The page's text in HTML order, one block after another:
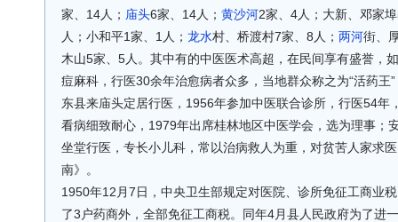
家、14人； 庙头6家、14人； 黄沙河2家、4人；大新、邓家
人；小和平1家、1人； 龙水村、桥渡村7家、8人； 两河街、
木山5家、5人。其中有的中医医术高超，在民间享有盛誉，
痘麻科，行医30余年治愈病者众多，当地群众称之为“活药
东县来庙头定居行医，1956年参加中医联合诊所，行医54年
看病细致耐心，1979年出席桂林地区中医学会，选为理事；
坐堂行医，专长小儿科，常以治病救人为重，对贫苦人家求
南》。
1950年12月7日，中央卫生部规定对医院、诊所免征工商业
了3户药商外，全部免征工商税。同年4月县人民政府为了进